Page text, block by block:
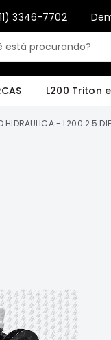
3346-7702
L200 Triton
HIDRAULICA - L200 2.5
Only registered